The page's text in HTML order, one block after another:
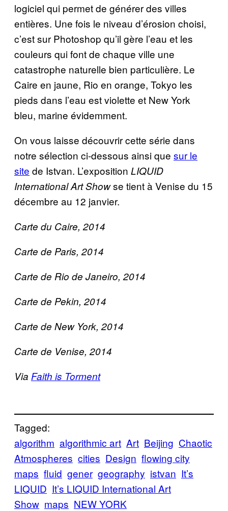
logiciel qui permet de générer des villes
entières. Une fois le niveau d’érosion choisi,
c’est sur Photoshop qu’il gère l’eau et les
couleurs qui font de chaque ville une
catastrophe naturelle bien particulière. Le
Caire en jaune, Rio en orange, Tokyo les
pieds dans l’eau est violette et New York
bleu, marine évidemment.
On vous laisse découvrir cette série dans
notre sélection ci-dessous ainsi que sur le
site de Istvan. L’exposition LIQUID
International Art Showse tient à Venise du 15
décembre au 12 janvier.
Carte du Caire, 2014
Carte de Paris, 2014
Carte de Rio de Janeiro, 2014
Carte de Pekin, 2014
Carte de New York, 2014
Carte de Venise, 2014
Via Faith is Torment
Tagged:
algorithm algorithmic art Art Beijing Chaotic
Atmospheres cities Design flowing city
maps fluid gener geography istvan It’s
LIQUID It’s LIQUID International Art
Show maps NEW YORK